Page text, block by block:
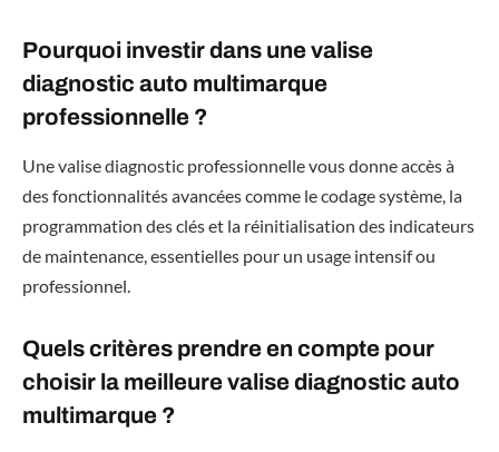
Pourquoi investir dans une valise
diagnostic auto multimarque
professionnelle ?
Une valise diagnostic professionnelle vous donne accès à
des fonctionnalités avancées comme le codage système, la
programmation des clés et la réinitialisation des indicateurs
de maintenance, essentielles pour un usage intensif ou
professionnel.
Quels critères prendre en compte pour
choisir la meilleure valise diagnostic auto
multimarque ?